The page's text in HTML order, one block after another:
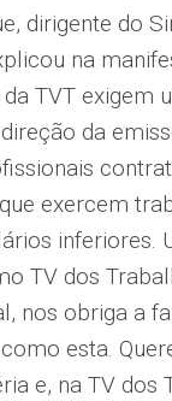
dirigente do
na
TVT exigem
da
exercem
inferiores.
TV dos
nos obriga a
esta.
e, na TV dos